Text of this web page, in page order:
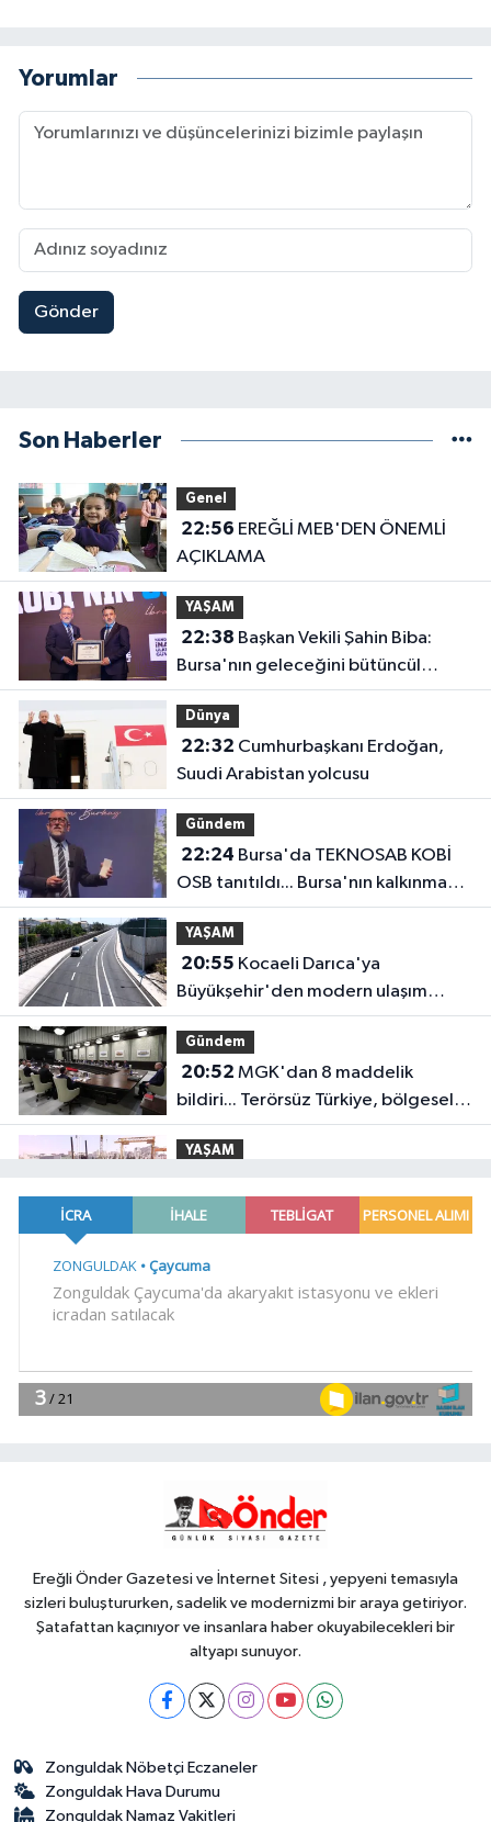
Yorumlar
Gönder
Son Haberler
Genel
22:56
AÇIKLAMA
YAŞAM
22:38
Bursa'nın geleceğini bütüncül
anlayışla planlıyoruz
Dünya
22:32
Suudi Arabistan yolcusu
Gündem
22:24
OSB tanıtıldı... Bursa'nın kalkınma
yolculuğunda yeni dönem
YAŞAM
20:55
Büyükşehir'den modern ulaşım
yatırımı
Gündem
20:52
bildiri... Terörsüz Türkiye, bölgesel
güvenlik ve Gazze mesajı
YAŞAM
gemi
18:52Türk Tarih Kurumu'ndan tarihi
18:48 .
Ereğli Önder Gazetesi ve İnternet Sitesi , yepyeni temasıyla
sizleri buluştururken, sadelik ve modernizmi bir araya getiriyor.
Şatafattan kaçınıyor ve insanlara haber okuyabilecekleri bir
altyapı sunuyor.
Zonguldak Nöbetçi Eczaneler
Zonguldak Hava Durumu
Zonguldak Namaz Vakitleri